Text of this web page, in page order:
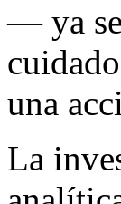
— ya
una
La